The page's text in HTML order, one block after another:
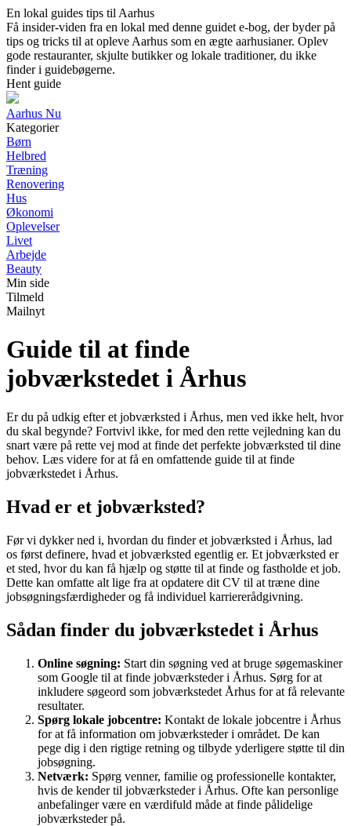
En lokal guides tips til Aarhus
Få insider-viden fra en lokal med denne guidet e-bog, der byder på
tips og tricks til at opleve Aarhus som en ægte aarhusianer. Oplev
gode restauranter, skjulte butikker og lokale traditioner, du ikke
finder i guidebøgerne.
Hent guide
Aarhus Nu
Kategorier
Børn
Helbred
Træning
Renovering
Hus
Økonomi
Oplevelser
Livet
Arbejde
Beauty
Min side
Tilmeld
Mailnyt
Guide til at finde
jobværkstedet i Århus
Er du på udkig efter et jobværksted i Århus, men ved ikke helt, hvor
du skal begynde? Fortvivl ikke, for med den rette vejledning kan du
snart være på rette vej mod at finde det perfekte jobværksted til dine
behov. Læs videre for at få en omfattende guide til at finde
jobværkstedet i Århus.
Hvad er et jobværksted?
Før vi dykker ned i, hvordan du finder et jobværksted i Århus, lad
os først definere, hvad et jobværksted egentlig er. Et jobværksted er
et sted, hvor du kan få hjælp og støtte til at finde og fastholde et job.
Dette kan omfatte alt lige fra at opdatere dit CV til at træne dine
jobsøgningsfærdigheder og få individuel karriererådgivning.
Sådan finder du jobværkstedet i Århus
Online søgning: Start din søgning ved at bruge søgemaskiner
som Google til at finde jobværksteder i Århus. Sørg for at
inkludere søgeord som jobværkstedet Århus for at få relevante
resultater.
Spørg lokale jobcentre: Kontakt de lokale jobcentre i Århus
for at få information om jobværksteder i området. De kan
pege dig i den rigtige retning og tilbyde yderligere støtte til din
jobsøgning.
Netværk: Spørg venner, familie og professionelle kontakter,
hvis de kender til jobværksteder i Århus. Ofte kan personlige
anbefalinger være en værdifuld måde at finde pålidelige
jobværksteder på.